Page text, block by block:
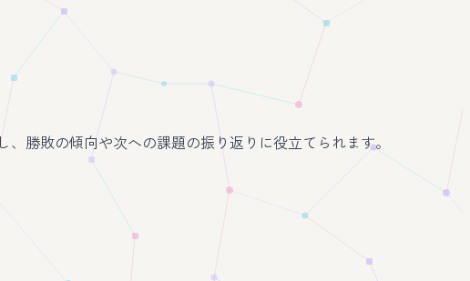
勝敗の傾向や次への課題の振り返りに役立てられます。